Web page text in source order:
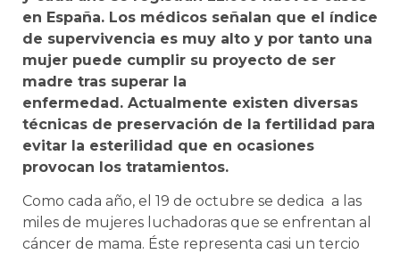
en España. Los médicos señalan que el índice
de supervivencia es muy alto y por tanto una
mujer puede cumplir su proyecto de ser
madre tras superar la
enfermedad. Actualmente existen diversas
técnicas de preservación de la fertilidad para
evitar la esterilidad que en ocasiones
provocan los tratamientos.
Como cada año, el 19 de octubre se dedica a las
miles de mujeres luchadoras que se enfrentan al
cáncer de mama. Éste representa casi un tercio